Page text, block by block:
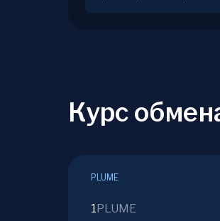
Курс
PLUME
1PLUME